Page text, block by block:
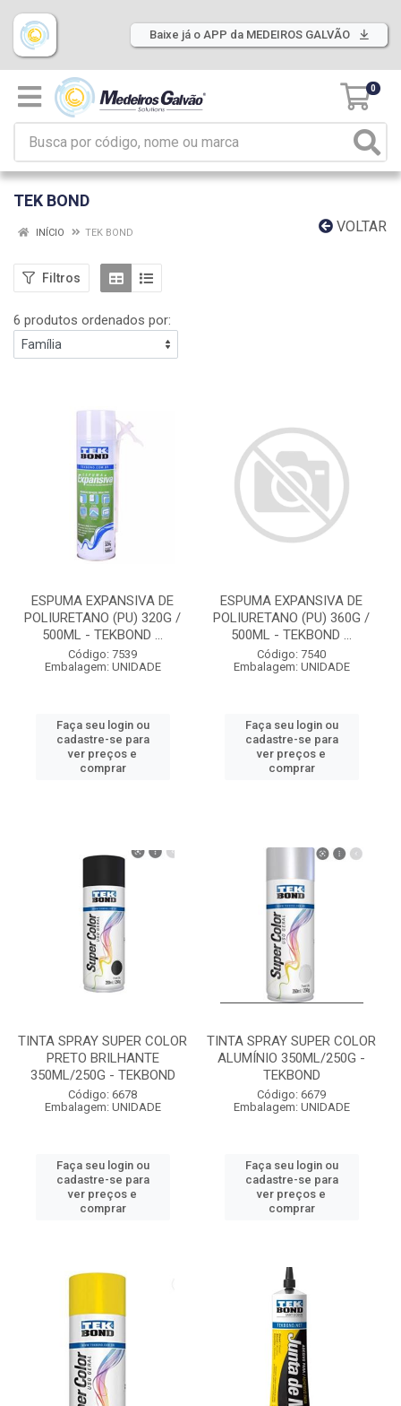
Baixe já o APP da MEDEIROS GALVÃO
0
TEK BOND
VOLTAR
INÍCIO TEK BOND
Filtros
6 produtos ordenados por:
ESPUMA EXPANSIVA DE
POLIURETANO (PU) 320G /
500ML - TEKBOND ...
Código: 7539
Embalagem: UNIDADE
Faça seu login ou
cadastre-se para
ver preços e
comprar
ESPUMA EXPANSIVA DE
POLIURETANO (PU) 360G /
500ML - TEKBOND ...
Código: 7540
Embalagem: UNIDADE
Faça seu login ou
cadastre-se para
ver preços e
comprar
TINTA SPRAY SUPER COLOR
PRETO BRILHANTE
350ML/250G - TEKBOND
Código: 6678
Embalagem: UNIDADE
Faça seu login ou
cadastre-se para
ver preços e
comprar
TINTA SPRAY SUPER COLOR
ALUMÍNIO 350ML/250G -
TEKBOND
Código: 6679
Embalagem: UNIDADE
Faça seu login ou
cadastre-se para
ver preços e
comprar